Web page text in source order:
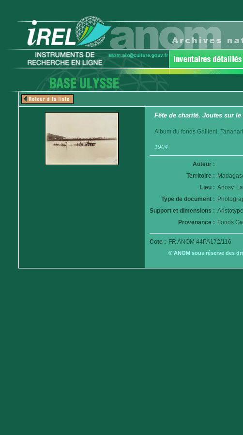
Fête de charité. Joutes sur
Album du fonds Gallieni.
1904
Auteur :
Territoire :
Lieu : Anosy,
Type de document :
Support et dimensions :
Provenance : Fonds
Cote : FR ANOM 44PA172/116
© ANOM sous réserve des